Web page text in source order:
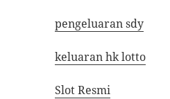
pengeluaran sdy
keluaran hk lotto
Slot Resmi